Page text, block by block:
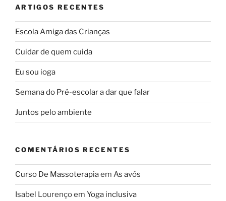
ARTIGOS RECENTES
Escola Amiga das Crianças
Cuidar de quem cuida
Eu sou ioga
Semana do Pré-escolar a dar que falar
Juntos pelo ambiente
COMENTÁRIOS RECENTES
Curso De Massoterapiaem As avós
Isabel Lourençoem Yoga inclusiva